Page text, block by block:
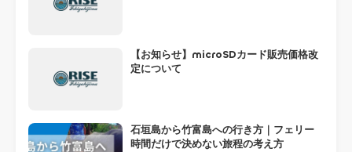
【お知らせ】microSDカード販売価格改
定について
石垣島から竹富島への行き方｜フェリー
時間だけで決めない旅程の考え方